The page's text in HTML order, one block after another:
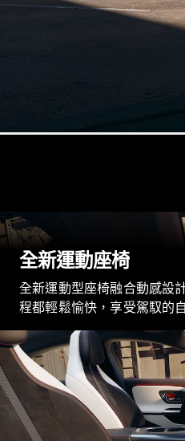
Maybach
GLC
GLC
GLC Coupé
GLE
GLS
Mercedes-
GLS
G-
Class
純電動
G-Class
小型轎車
全新運動座椅
全新運動型座椅融合動感設
程都輕鬆愉快，享受駕馭的